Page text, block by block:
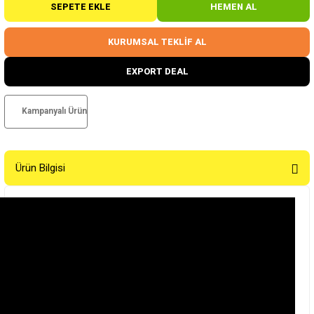
SEPETE EKLE HEMEN AL
KURUMSAL TEKLİF AL
EXPORT DEAL
Kampanyalı Ürün
Ürün Bilgisi